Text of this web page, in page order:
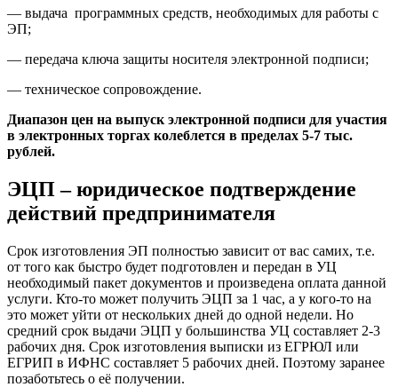
— выдача программных средств, необходимых для работы с
ЭП;
— передача ключа защиты носителя электронной подписи;
— техническое сопровождение.
Диапазон цен на выпуск электронной подписи для участия
в электронных торгах колеблется в пределах 5-7 тыс.
рублей.
ЭЦП – юридическое подтверждение
действий предпринимателя
Срок изготовления ЭП полностью зависит от вас самих, т.е.
от того как быстро будет подготовлен и передан в УЦ
необходимый пакет документов и произведена оплата данной
услуги. Кто-то может получить ЭЦП за 1 час, а у кого-то на
это может уйти от нескольких дней до одной недели. Но
средний срок выдачи ЭЦП у большинства УЦ составляет 2-3
рабочих дня. Срок изготовления выписки из ЕГРЮЛ или
ЕГРИП в ИФНС составляет 5 рабочих дней. Поэтому заранее
позаботьтесь о её получении.